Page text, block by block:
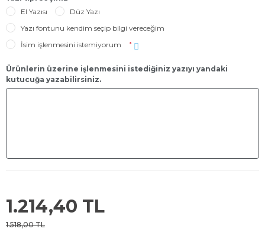
El Yazısı
Düz Yazı
Yazı fontunu kendim seçip bilgi vereceğim
İsim işlenmesini istemiyorum
*
Ürünlerin üzerine işlenmesini istediğiniz yazıyı yandaki
kutucuğa yazabilirsiniz.
1.214,40 TL
1.518,00 TL